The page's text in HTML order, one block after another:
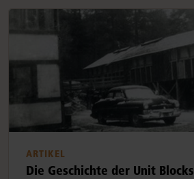
ARTIKEL
Die Geschichte der Unit Blocks